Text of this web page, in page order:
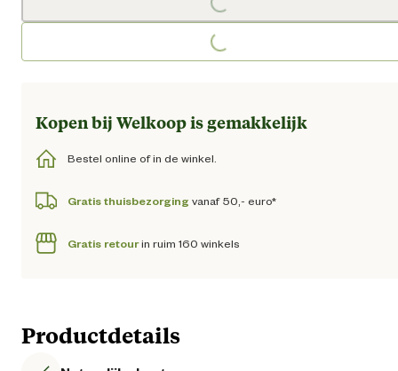
Loading...
Loading...
Kopen bij Welkoop is gemakkelijk
Bestel online of in de winkel.
Gratis thuisbezorging vanaf 50,- euro*
Gratis retourin ruim 160 winkels
Productdetails